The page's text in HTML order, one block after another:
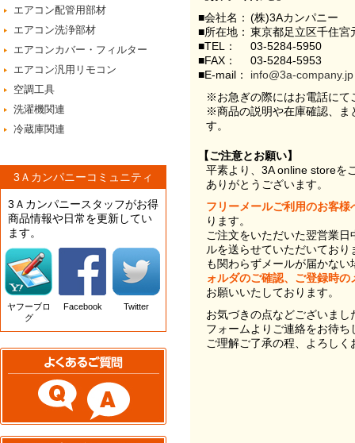
エアコン配管用部材
エアコン洗浄部材
エアコンカバー・フィルター
エアコン汎用リモコン
空調工具
洗濯機関連
冷蔵庫関連
3Ａカンパニーコミュニティ
3Ａカンパニースタッフがお得
商品情報や日常を更新してい
ます。
ヤフーブロ
グ
Facebook Twitter
■会社名： (株)3Aカンパニー
■所在地： 東京都足立区千住
■TEL：
03-5284-5950
■FAX：
03-5284-5953
■E-mail：
info@3a-company.jp
※お急ぎの際にはお電話にて
※商品の説明や在庫確認、ま
す。
【ご注意とお願い】
平素より、3A online storeを
ありがとうございます。
フリーメールご利用のお客様
ります。
ご注文をいただいた翌営業
ルを送らせていただいてお
も関わらずメールが届かない
ォルダのご確認、ご登録時
お願いいたしております。
お気づきの点などございま
フォームよりご連絡をお待ち
ご理解ご了承の程、よろし